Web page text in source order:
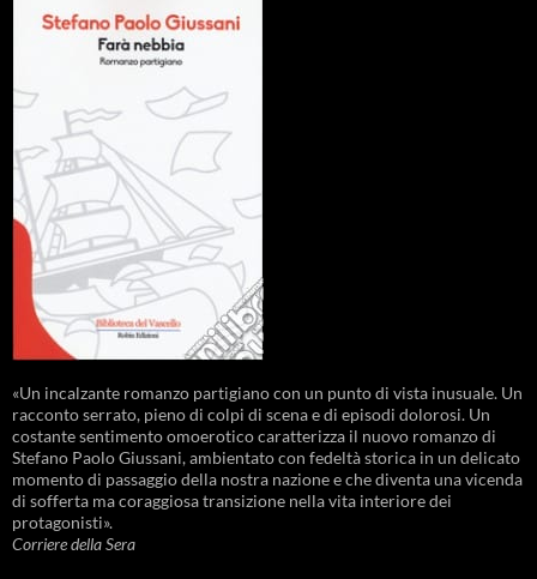
«Un incalzante romanzo partigiano con un punto di vista inusuale. Un
racconto serrato, pieno di colpi di scena e di episodi dolorosi. Un
costante sentimento omoerotico caratterizza il nuovo romanzo di
Stefano Paolo Giussani, ambientato con fedeltà storica in un delicato
momento di passaggio della nostra nazione e che diventa una vicenda
di sofferta ma coraggiosa transizione nella vita interiore dei
protagonisti».
Corriere della Sera